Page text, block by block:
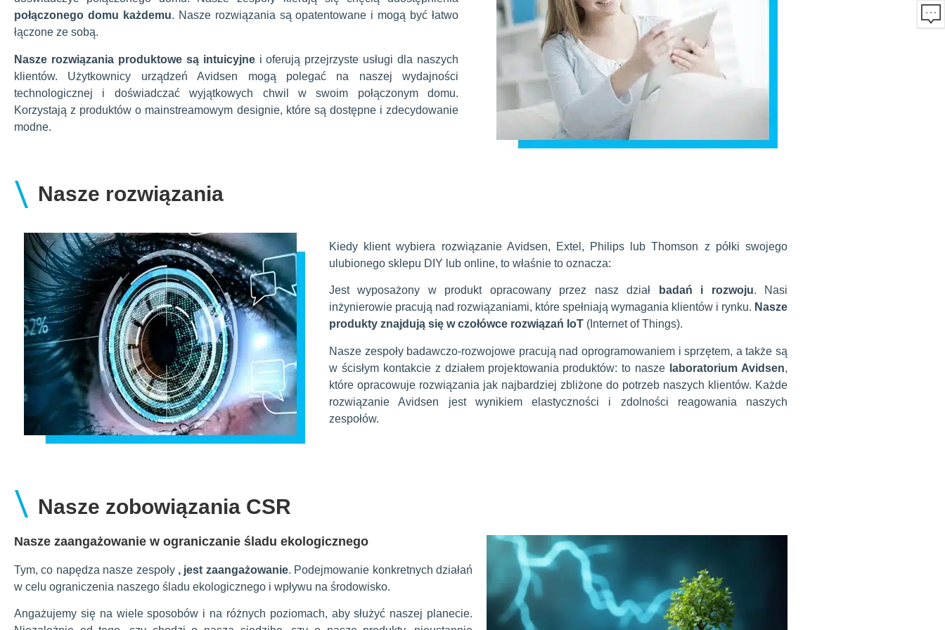
połączonego domu każdemu. Nasze rozwiązania są opatentowane i mogą być łatwo
łączone ze sobą.
Nasze rozwiązania produktowe są intuicyjnei oferują przejrzyste usługi dla naszych
klientów. Użytkownicy urządzeń Avidsen mogą polegać na naszej wydajności
technologicznej i doświadczać wyjątkowych chwil w swoim połączonym domu.
Korzystają z produktów o mainstreamowym designie, które są dostępne i zdecydowanie
modne.
\ Nasze rozwiązania
Kiedy klient wybiera rozwiązanie Avidsen, Extel, Philips lub Thomson z półki swojego
ulubionego sklepu DIY lub online, to właśnie to oznacza:
Jest wyposażony w produkt opracowany przez nasz dział badań i rozwoju. Nasi
inżynierowie pracują nad rozwiązaniami, które spełniają wymagania klientów i rynku. Nasze
produkty znajdują się w czołówce rozwiązań IoT (Internet of Things).
Nasze zespoły badawczo-rozwojowe pracują nad oprogramowaniem i sprzętem, a także są
w ścisłym kontakcie z działem projektowania produktów: to nasze laboratorium Avidsen,
które opracowuje rozwiązania jak najbardziej zbliżone do potrzeb naszych klientów. Każde
rozwiązanie Avidsen jest wynikiem elastyczności i zdolności reagowania naszych
zespołów.
\ Nasze zobowiązania CSR
Nasze zaangażowanie w ograniczanie śladu ekologicznego
Tym, co napędza nasze zespoły , jest zaangażowanie. Podejmowanie konkretnych działań
w celu ograniczenia naszego śladu ekologicznego i wpływu na środowisko.
Angażujemy się na wiele sposobów i na różnych poziomach, aby służyć naszej planecie.